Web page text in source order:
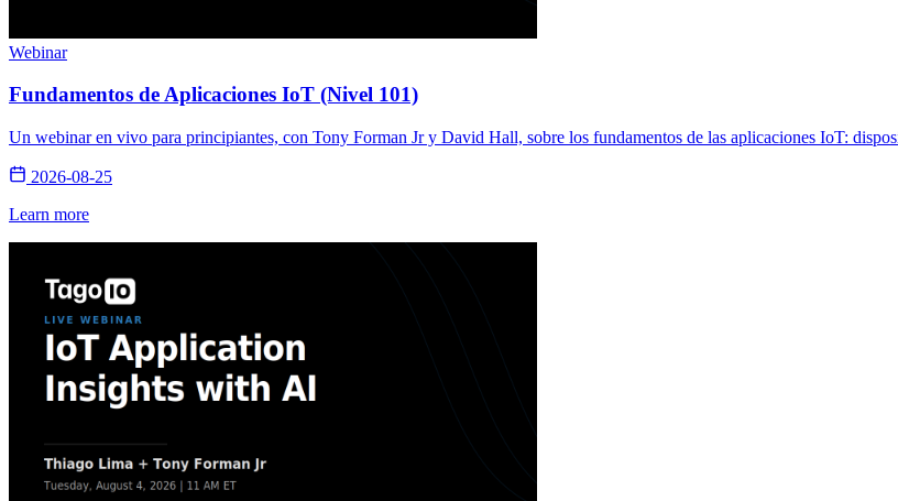
Webinar
Fundamentos de Aplicaciones IoT (Nivel 101)
Un webinar en vivo para principiantes, con Tony Forman Jr y David Hall, sobre los fundamentos de las aplicaciones IoT:
2026-08-25
Learn more